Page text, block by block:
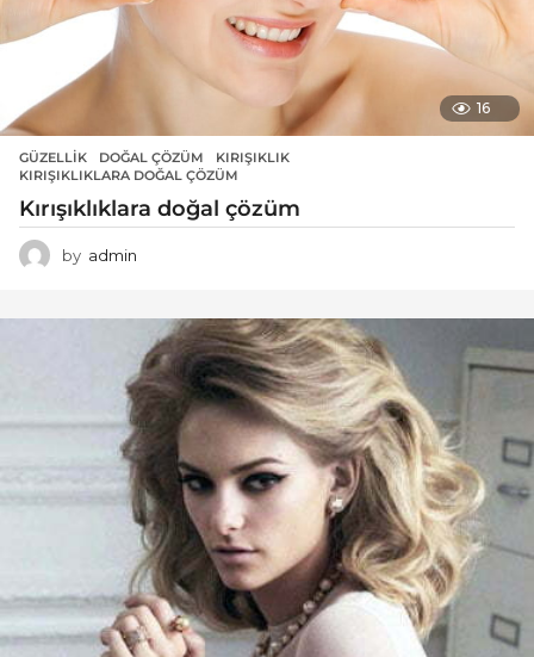
16
GÜZELLIK DOĞAL ÇÖZÜM ,KIRIŞIKLIK
KIRIŞIKLIKLARA DOĞAL ÇÖZÜM
Kırışıklıklara doğal çözüm
by admin